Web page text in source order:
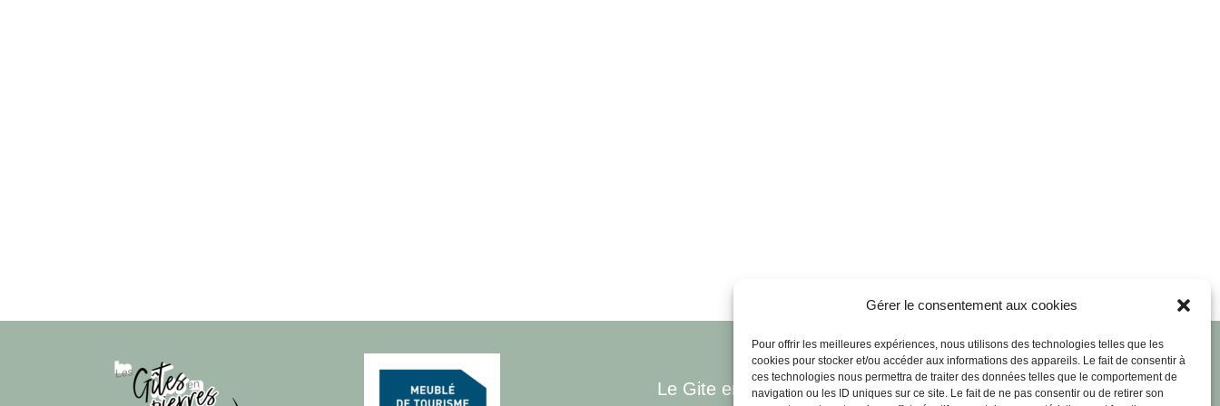
Gérer le consentement aux cookies
Pour offrir les meilleures expériences, nous utilisons des technologies telles que les
cookies pour stocker et/ou accéder aux informations des appareils. Le fait de consentir à
ces technologies nous permettra de traiter des données telles que le comportement de
navigation ou les ID uniques sur ce site. Le fait de ne pas consentir ou de retirer son
Le Gite en Grés Rose Mentions Légales